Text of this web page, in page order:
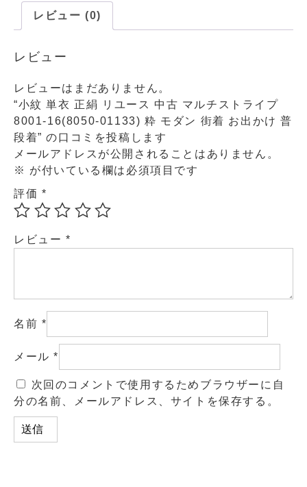
レビュー (0)
レビュー
レビューはまだありません。
“小紋 単衣 正絹 リユース 中古 マルチストライプ
8001-16(8050-01133) 粋 モダン 街着 お出かけ 普
段着” の口コミを投稿します
メールアドレスが公開されることはありません。
※ が付いている欄は必須項目です
評価 *
レビュー *
名前 *
メール*
次回のコメントで使用するためブラウザーに自
分の名前、メールアドレス、サイトを保存する。